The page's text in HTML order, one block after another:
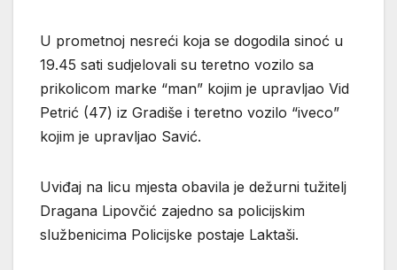
U prometnoj nesreći koja se dogodila sinoć u
19.45 sati sudjelovali su teretno vozilo sa
prikolicom marke “man” kojim je upravljao Vid
Petrić (47) iz Gradiše i teretno vozilo “iveco”
kojim je upravljao Savić.
Uviđaj na licu mjesta obavila je dežurni tužitelj
Dragana Lipovčić zajedno sa policijskim
službenicima Policijske postaje Laktaši.